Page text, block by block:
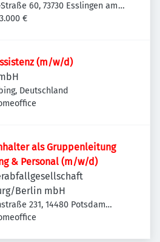
60, 73730 Esslingen am
Deutschland
€
(m/w/d)
Deutschland
als Gruppenleitung
& Personal (m/w/d)
Berlin mbH
231, 14480 Potsdam